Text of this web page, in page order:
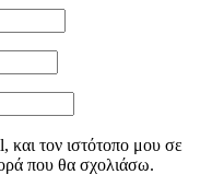
τον ιστότοπο μου σε
που θα σχολιάσω.